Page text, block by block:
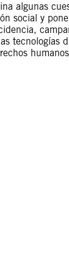
algunas
social y
tecnologías